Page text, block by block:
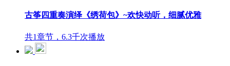
古筝四重奏演绎《绣荷包》~欢快动听，细腻优雅
共1章节，6.3千次播放